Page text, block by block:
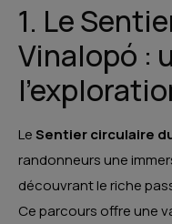
1. Le
Vinalopó :
LeSentier circulaire
randonneurs une
découvrant le riche
Ce parcours offre une